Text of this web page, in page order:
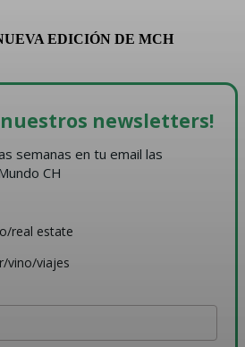
EDICIÓN DE MCH
nuestros newsletters!
semanas en tu email las
CH
real estate
vino/viajes